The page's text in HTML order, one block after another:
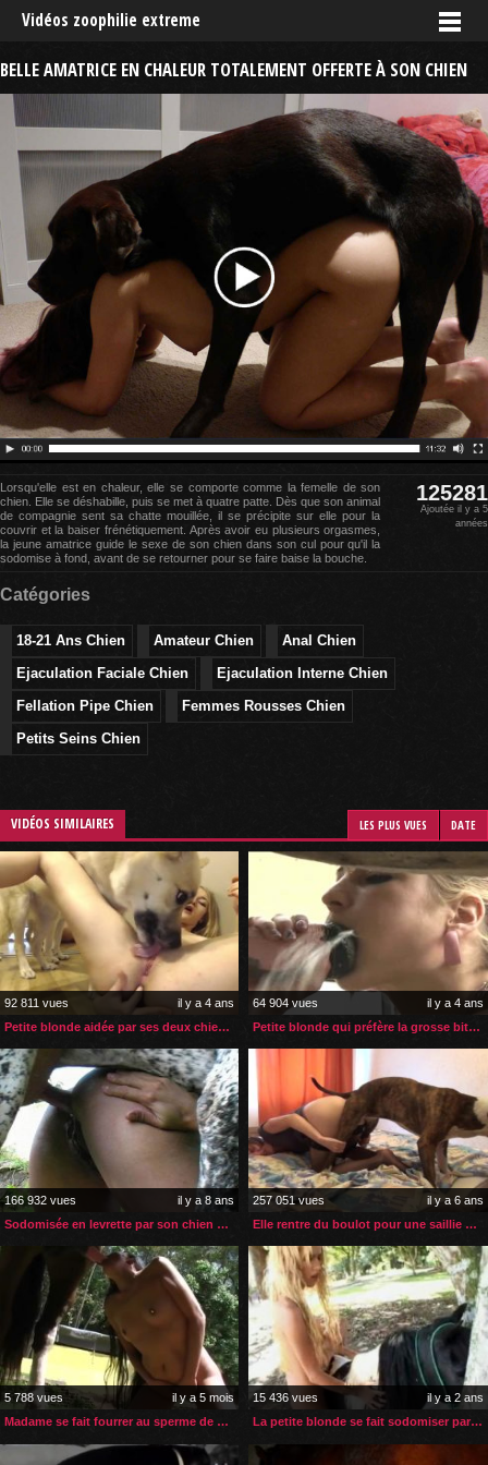
Vidéos zoophilie extreme
BELLE AMATRICE EN CHALEUR TOTALEMENT OFFERTE À SON CHIEN
Lorsqu'elle est en chaleur, elle se comporte comme la femelle de son
chien. Elle se déshabille, puis se met à quatre patte. Dès que son animal
de compagnie sent sa chatte mouillée, il se précipite sur elle pour la
couvrir et la baiser frénétiquement. Après avoir eu plusieurs orgasmes,
la jeune amatrice guide le sexe de son chien dans son cul pour qu'il la
sodomise à fond, avant de se retourner pour se faire baise la bouche.
125281
Ajoutée il y a 5
années
Catégories
18-21 Ans Chien Amateur Chien
Anal Chien
Ejaculation Faciale Chien
Ejaculation Interne Chien
Fellation Pipe Chien
Femmes Rousses Chien
Petits Seins Chien
VIDÉOS SIMILAIRES LES PLUS VUES DATE
92 811 vues
il y a 4 ans
Petite blonde aidée par ses deux chiens pour son orgasme anal
64 904 vues
il y a 4 ans
Petite blonde qui préfère la grosse bite de son cheval
166 932 vues
il y a 8 ans
Sodomisée en levrette par son chien dans un parc
257 051 vues
il y a 6 ans
Elle rentre du boulot pour une saillie avec son chien
5 788 vues
il y a 5 mois
Madame se fait fourrer au sperme de cheval tous les jours
15 436 vues
il y a 2 ans
La petite blonde se fait sodomiser par le gros sexe de son poney